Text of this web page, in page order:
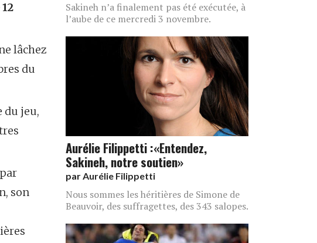
lâchez
du
du jeu,
son
Sakineh n’a finalement pas été exécutée, à
l’aube de ce mercredi 3 novembre.
Aurélie Filippetti :«Entendez,
Sakineh, notre soutien»
parAurélie Filippetti
Nous sommes les héritières de Simone de
Beauvoir, des suffragettes, des 343 salopes.